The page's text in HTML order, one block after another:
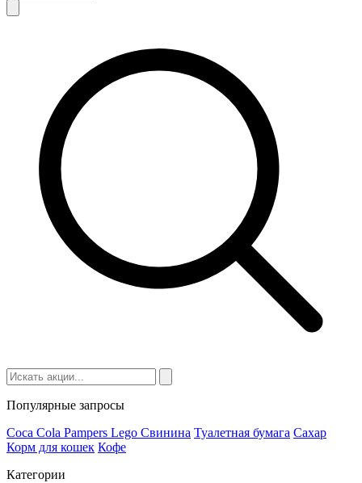
Популярные запросы
Coca Cola Pampers Lego Cвинина Туалетная бумага Сахар
Корм для кошек Кофе
Категории